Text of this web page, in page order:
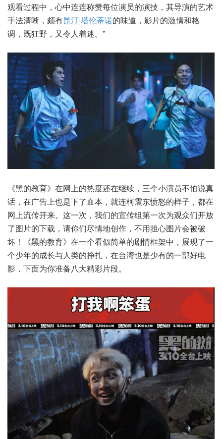
观看过程中，心中连连称赞每位演员的演技，其导演的艺术
手法清晰，颇有昆汀·塔伦蒂诺的味道，影片的激情和格
调，既狂野，又令人着迷。”
《黑的教育》在网上的热度还在继续，三个小演员不怕说真
话，在广告上也是下了血本，就连柯震东愤怒的样子，都在
网上流传开来。这一次，我们的宣传组第一次为观众们开放
了图片的下载，请你们尽情地创作，不用担心图片会被破
坏！《黑的教育》在一个看似简单的剧情框架中，展现了一
个少年的成长与人类的挣扎，在台湾也是少有的一部好电
影，下面为你准备八大精彩片段。